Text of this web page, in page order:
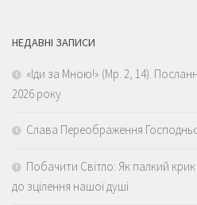
НЕДАВНІ ЗАПИСИ
«Іди за Мною!» (Мр. 2, 14).
2026 року
Слава Переображення
Побачити Світло: Як палкий крик
до зцілення нашої душі